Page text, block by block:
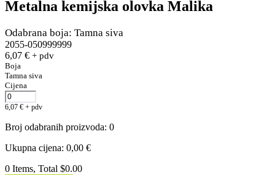
Metalna kemijska olovka Malika
Odabrana boja: Tamna siva
2055-050999999
6,07 € + pdv
Boja
Tamna siva
Cijena
6,07 € + pdv
Broj odabranih proizvoda: 0
Ukupna cijena: 0,00 €
0 Items, Total $0.00